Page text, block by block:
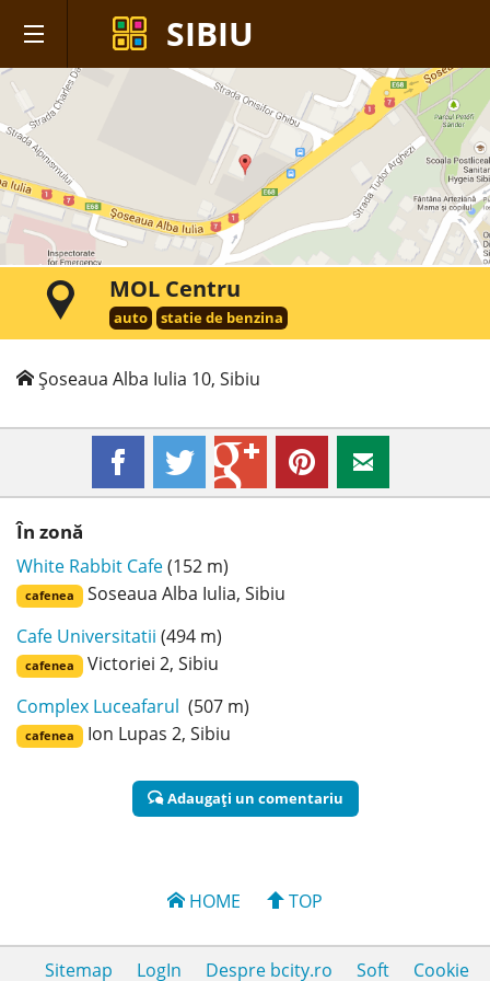
SIBIU
MOL Centru
auto statie de benzina
Șoseaua Alba Iulia 10, Sibiu
În zonă
White Rabbit Cafe(152 m)
cafenea
Soseaua Alba Iulia, Sibiu
Cafe Universitatii (494 m)
cafenea
Victoriei 2, Sibiu
Complex Luceafarul (507 m)
cafenea Ion Lupas 2, Sibiu
Adaugaţi un comentariu
HOME TOP
Sitemap LogIn Despre bcity.ro Soft Cookie